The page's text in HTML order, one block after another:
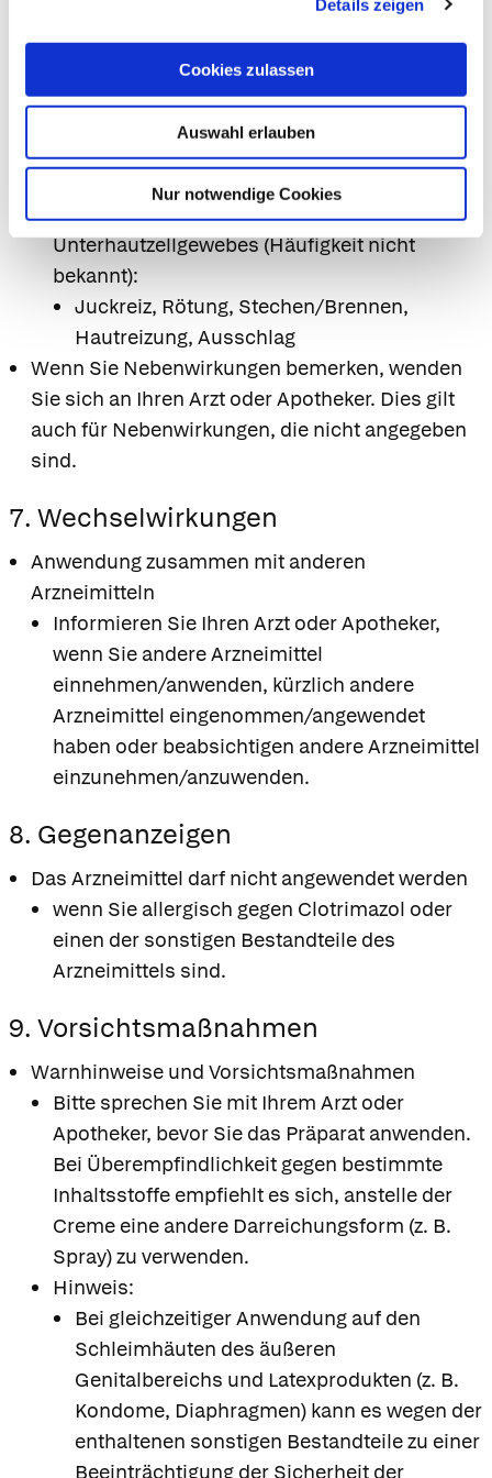
Details zeigen
Cookies zulassen
Auswahl erlauben
Nur notwendige Cookies
Andere mögliche Nebenwirkungen:
Erkrankungen des Immunsystems (Häufigkeit
nicht bekannt):
Allergische Reaktionen (Nesselsucht,
Hypotonie)
Erkrankungen der Haut und des
Unterhautzellgewebes (Häufigkeit nicht
bekannt):
Juckreiz, Rötung, Stechen/Brennen,
Hautreizung, Ausschlag
Wenn Sie Nebenwirkungen bemerken, wenden
Sie sich an Ihren Arzt oder Apotheker. Dies gilt
auch für Nebenwirkungen, die nicht angegeben
sind.
7. Wechselwirkungen
Anwendung zusammen mit anderen
Arzneimitteln
Informieren Sie Ihren Arzt oder Apotheker,
wenn Sie andere Arzneimittel
einnehmen/anwenden, kürzlich andere
Arzneimittel eingenommen/angewendet
haben oder beabsichtigen andere Arzneimittel
einzunehmen/anzuwenden.
8. Gegenanzeigen
Das Arzneimittel darf nicht angewendet werden
wenn Sie allergisch gegen Clotrimazol oder
einen der sonstigen Bestandteile des
Arzneimittels sind.
9. Vorsichtsmaßnahmen
Warnhinweise und Vorsichtsmaßnahmen
Bitte sprechen Sie mit Ihrem Arzt oder
Apotheker, bevor Sie das Präparat anwenden.
Bei Überempfindlichkeit gegen bestimmte
Inhaltsstoffe empfiehlt es sich, anstelle der
Creme eine andere Darreichungsform (z. B.
Spray) zu verwenden.
Hinweis:
Bei gleichzeitiger Anwendung auf den
Schleimhäuten des äußeren
Genitalbereichs und Latexprodukten (z. B.
Kondome, Diaphragmen) kann es wegen der
enthaltenen sonstigen Bestandteile zu einer
Beeinträchtigung der Sicherheit der